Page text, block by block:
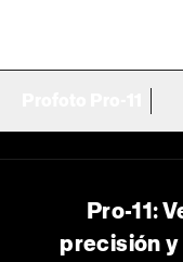
Pro-11:
precisión